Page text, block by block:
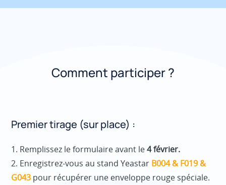
Comment participer ?
Premier tirage (sur place) :
1. Remplissez le formulaire avant le4 février.
2. Enregistrez-vous au stand Yeastar B004 & F019 &
G043 pour récupérer une enveloppe rouge spéciale.